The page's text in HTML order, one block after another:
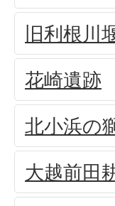
旧利根川
花崎遺跡
北小浜の
大越前田